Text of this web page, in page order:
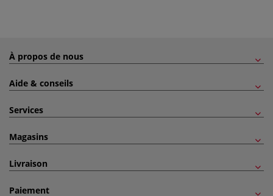
À propos de nous
Aide & conseils
Services
Magasins
Livraison
Paiement